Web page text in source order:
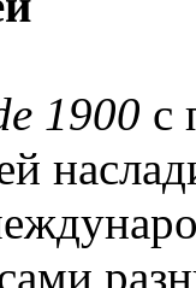
1900 с